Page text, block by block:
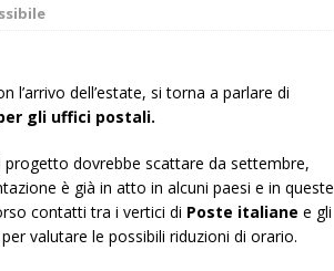
/ La parola della settimana è Bifa
10 agosto tornano le “Notti del vino”
ALBA
agosto a Priocca c’è la Sagra della costata di
l’arrivo dell’estate, si torna a parlare di
gli uffici postali.
dovrebbe scattare da settembre,
è già in atto in alcuni paesi e in queste
contatti tra i vertici di Poste italiane e gli
valutare le possibili riduzioni di orario.